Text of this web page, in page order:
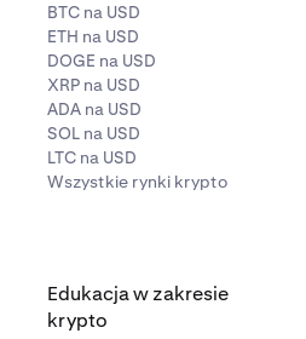
BTC na USD
ETH na USD
DOGE na USD
XRP na USD
ADA na USD
SOL na USD
LTC na USD
Wszystkie rynki krypto
Edukacja w zakresie
krypto